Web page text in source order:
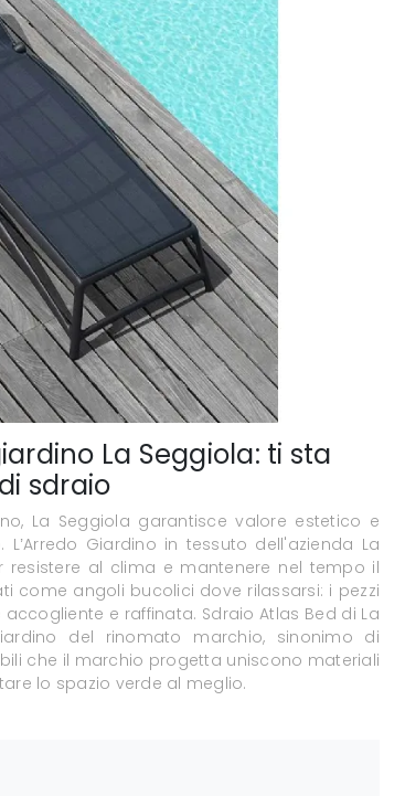
La Seggiola: ti sta
sdraio
La Seggiola garantisce valore estetico e
Giardino in tessuto dell'azienda La
resistere al clima e mantenere nel tempo il
come angoli bucolici dove rilassarsi: i pezzi
e raffinata. Sdraio Atlas Bed di La
del rinomato marchio, sinonimo di
che il marchio progetta uniscono materiali
lo spazio verde al meglio.